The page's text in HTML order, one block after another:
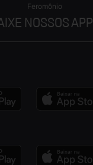
Feromônio
NOSSOS